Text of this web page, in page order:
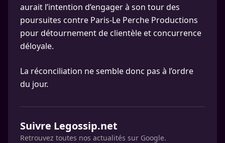
aurait l’intention d’engager à son tour des
poursuites contre Paris-Le Perche Productions
pour détournement de clientèle et concurrence
déloyale.
La réconciliation ne semble donc pas à l’ordre
du jour.
Suivre Legossip.net
Retrouvez toutes nos actualités sur Google.